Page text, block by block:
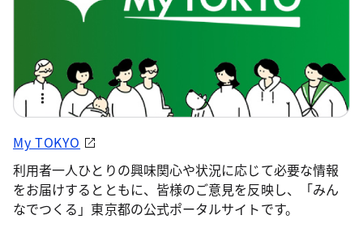
My TOKYO
利用者一人ひとりの興味関心や状況に応じて必要な情報
をお届けするとともに、皆様のご意見を反映し、「みん
なでつくる」東京都の公式ポータルサイトです。